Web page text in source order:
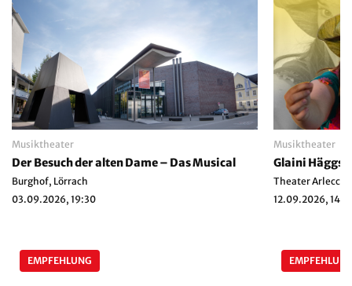
Musiktheater
Der Besuch der alten Dame – Das Musical
Burghof, Lörrach
03.09.2026, 19:30
Musiktheater
Glaini Häggs
Theater
12.09.2026,
EMPFEHLUNG